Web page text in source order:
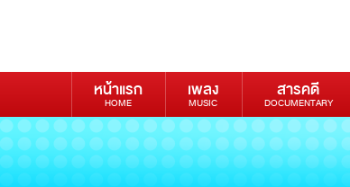
หน้าแรก
HOME
เพลง
MUSIC
สารคดี
DOCUMENTARY